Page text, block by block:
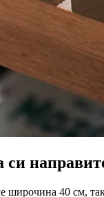
си
широчина 40 см,